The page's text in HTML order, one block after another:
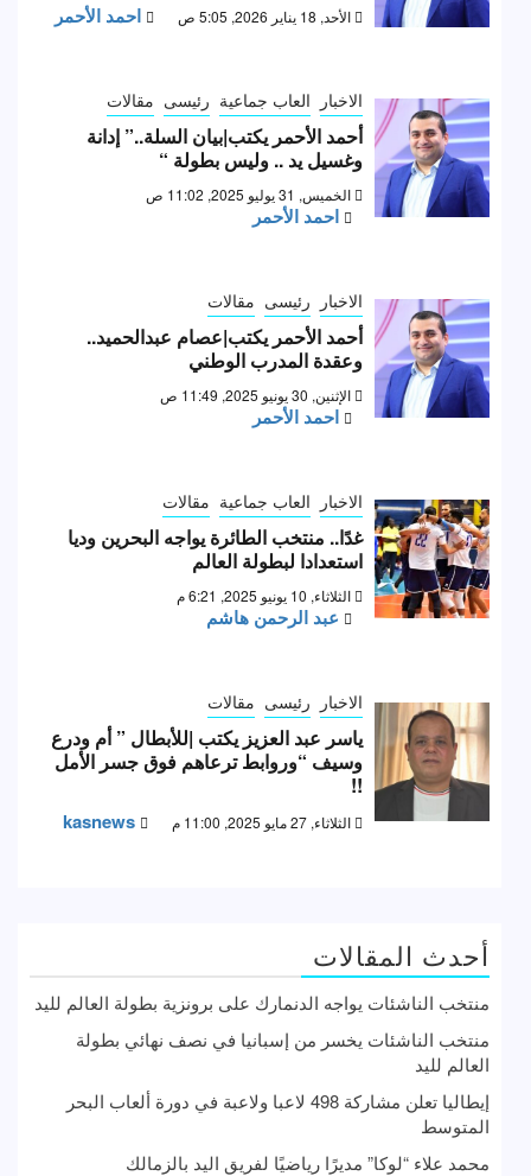
الأحد, 18 يناير 2026, 5:05 ص احمد الأحمر
الاخبار العاب جماعية رئيسى مقالات
أحمد الأحمر يكتب|بيان السلة..” إدانة
وغسيل يد .. وليس بطولة “
الخميس, 31 يوليو 2025, 11:02 ص
احمد الأحمر
الاخبار رئيسى مقالات
أحمد الأحمر يكتب|عصام عبدالحميد..
وعقدة المدرب الوطني
الإثنين, 30 يونيو 2025, 11:49 ص
احمد الأحمر
الاخبار العاب جماعية مقالات
غدًا.. منتخب الطائرة يواجه البحرين وديا
استعدادا لبطولة العالم
الثلاثاء, 10 يونيو 2025, 6:21 م
عبد الرحمن هاشم
الاخبار رئيسى مقالات
ياسر عبد العزيز يكتب |للأبطال ” أم ودرع
وسيف “وروابط ترعاهم فوق جسر الأمل
!!
الثلاثاء, 27 مايو 2025, 11:00 م kasnews
أحدث المقالات
منتخب الناشئات يواجه الدنمارك على برونزية بطولة العالم لليد
منتخب الناشئات يخسر من إسبانيا في نصف نهائي بطولة
العالم لليد
إيطاليا تعلن مشاركة 498 لاعبا ولاعبة في دورة ألعاب البحر
المتوسط
محمد علاء “لوكا” مديرًا رياضيًا لفريق اليد بالزمالك